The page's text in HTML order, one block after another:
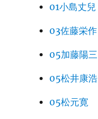
01小島丈兒
03佐藤栄作
05加藤陽三
05松井康浩
05松元寛